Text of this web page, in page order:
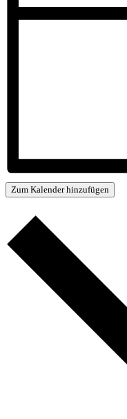
Zum Kalender hinzufügen